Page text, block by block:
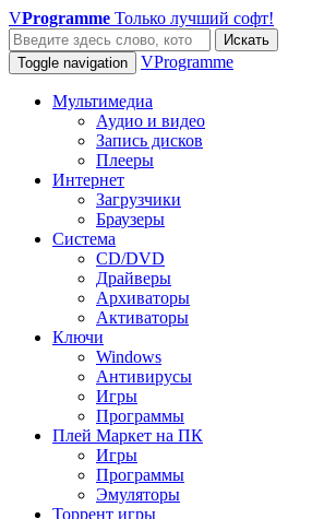
VProgramme Только лучший софт!
Искать
Toggle navigation
VProgramme
Мультимедиа
Аудио и видео
Запись дисков
Плееры
Интернет
Загрузчики
Браузеры
Система
CD/DVD
Драйверы
Архиваторы
Активаторы
Ключи
Windows
Антивирусы
Игры
Программы
Плей Маркет на ПК
Игры
Программы
Эмуляторы
Торрент игры